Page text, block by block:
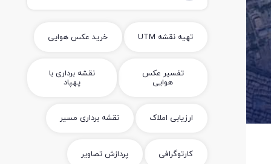
تهیه نقشه UTM خرید عکس هوایی
تفسیر عکس
هوایی
نقشه برداری با
پهپاد
ارزیابی املاک نقشه برداری مسیر
کارتوگرافی پردازش تصاویر